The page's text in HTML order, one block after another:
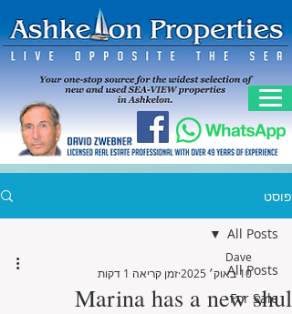
פוסט
All Posts
For Sale
All Posts
Marina has a new shul
Dave
10 באוק׳ 2025
זמן קריאה 1 דקות